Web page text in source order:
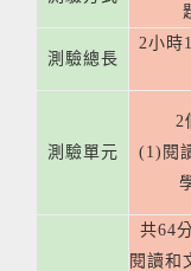
測驗總長
2小時
測驗單元
2
(1)閱
共64
閱讀和